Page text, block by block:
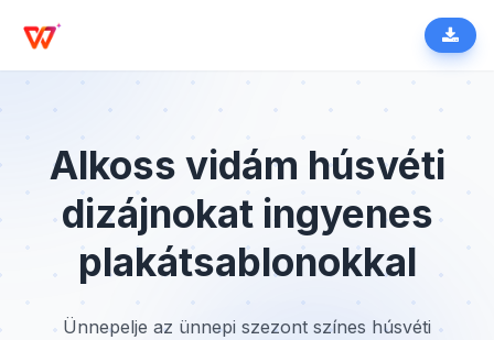
Alkoss vidám húsvéti
dizájnokat ingyenes
plakátsablonokkal
Ünnepelje az ünnepi szezont színes húsvéti